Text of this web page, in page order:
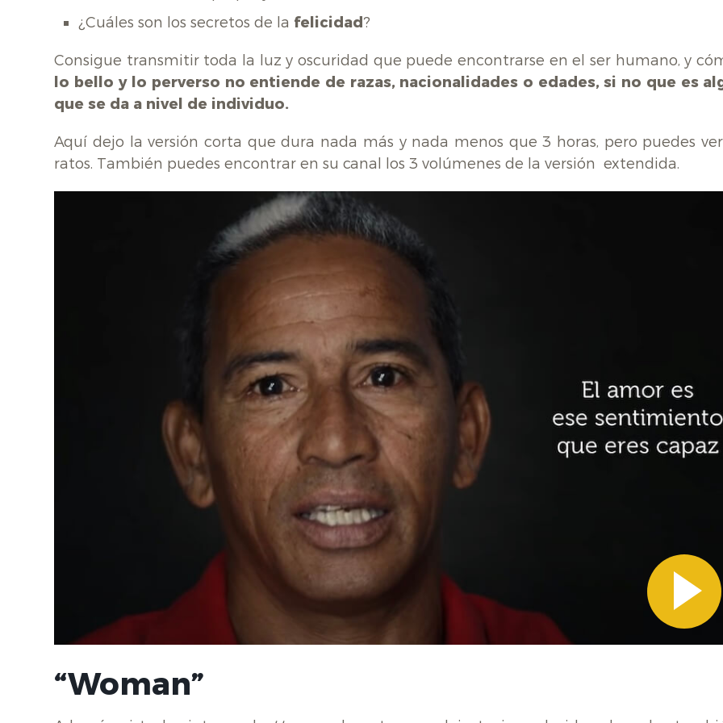
¿Cuáles son los secretos de la felicidad?
Consigue transmitir toda la luz y oscuridad que puede encontrarse en el ser humano, y
lo bello y lo perverso no entiende de razas, nacionalidades o edades, si no que es
que se da a nivel de individuo.
Aquí dejo la versión corta que dura nada más y nada menos que 3 horas, pero puedes
ratos. También puedes encontrar en su canal los 3 volúmenes de la versión extendida.
“Woman”